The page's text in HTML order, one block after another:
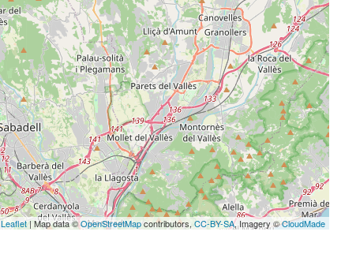
Leaflet| Map data ©OpenStreetMapcontributors, CC-BY-SA, Imagery ©CloudMade